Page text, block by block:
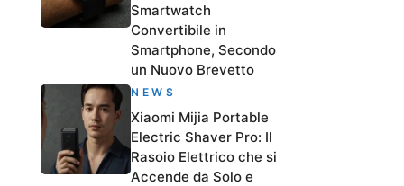
Smartwatch
Convertibile in
Smartphone, Secondo
un Nuovo Brevetto
NEWS
Xiaomi Mijia Portable
Electric Shaver Pro: Il
Rasoio Elettrico che si
Accende da Solo e